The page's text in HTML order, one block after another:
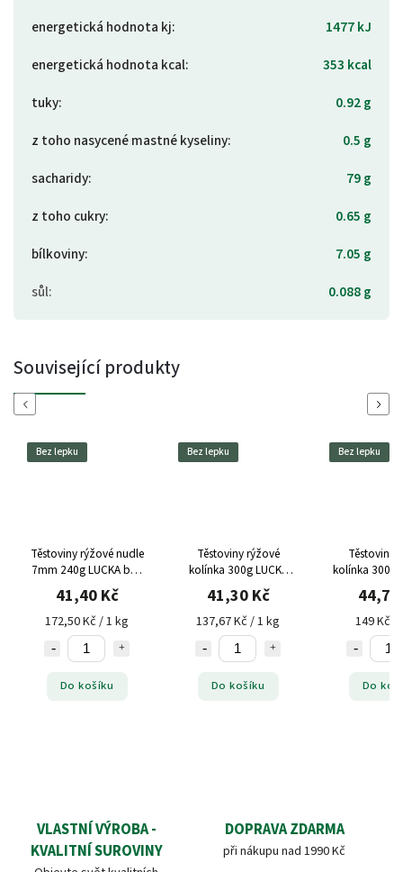
energetická hodnota kj:
1477 kJ
energetická hodnota kcal:
353 kcal
tuky:
0.92 g
z toho nasycené mastné kyseliny:
0.5 g
sacharidy:
79 g
z toho cukry:
0.65 g
bílkoviny:
7.05 g
sůl: 0.088 g
Související produkty
Previous
Bez lepku
Těstoviny rýžové nudle
7mm 240g LUCKA bez
lepku
41,40 Kč
172,50 Kč / 1 kg
Do košíku
Bez lepku
Těstoviny rýžové
kolínka 300g LUCKA
bez lepku
41,30 Kč
137,67 Kč / 1 kg
Do košíku
Bez lepku
Těstoviny
kolínka 300g
bez
44,70
149 Kč /
Do
Next
VLASTNÍ VÝROBA -
KVALITNÍ SUROVINY
DOPRAVA ZDARMA
při nákupu nad 1990 Kč